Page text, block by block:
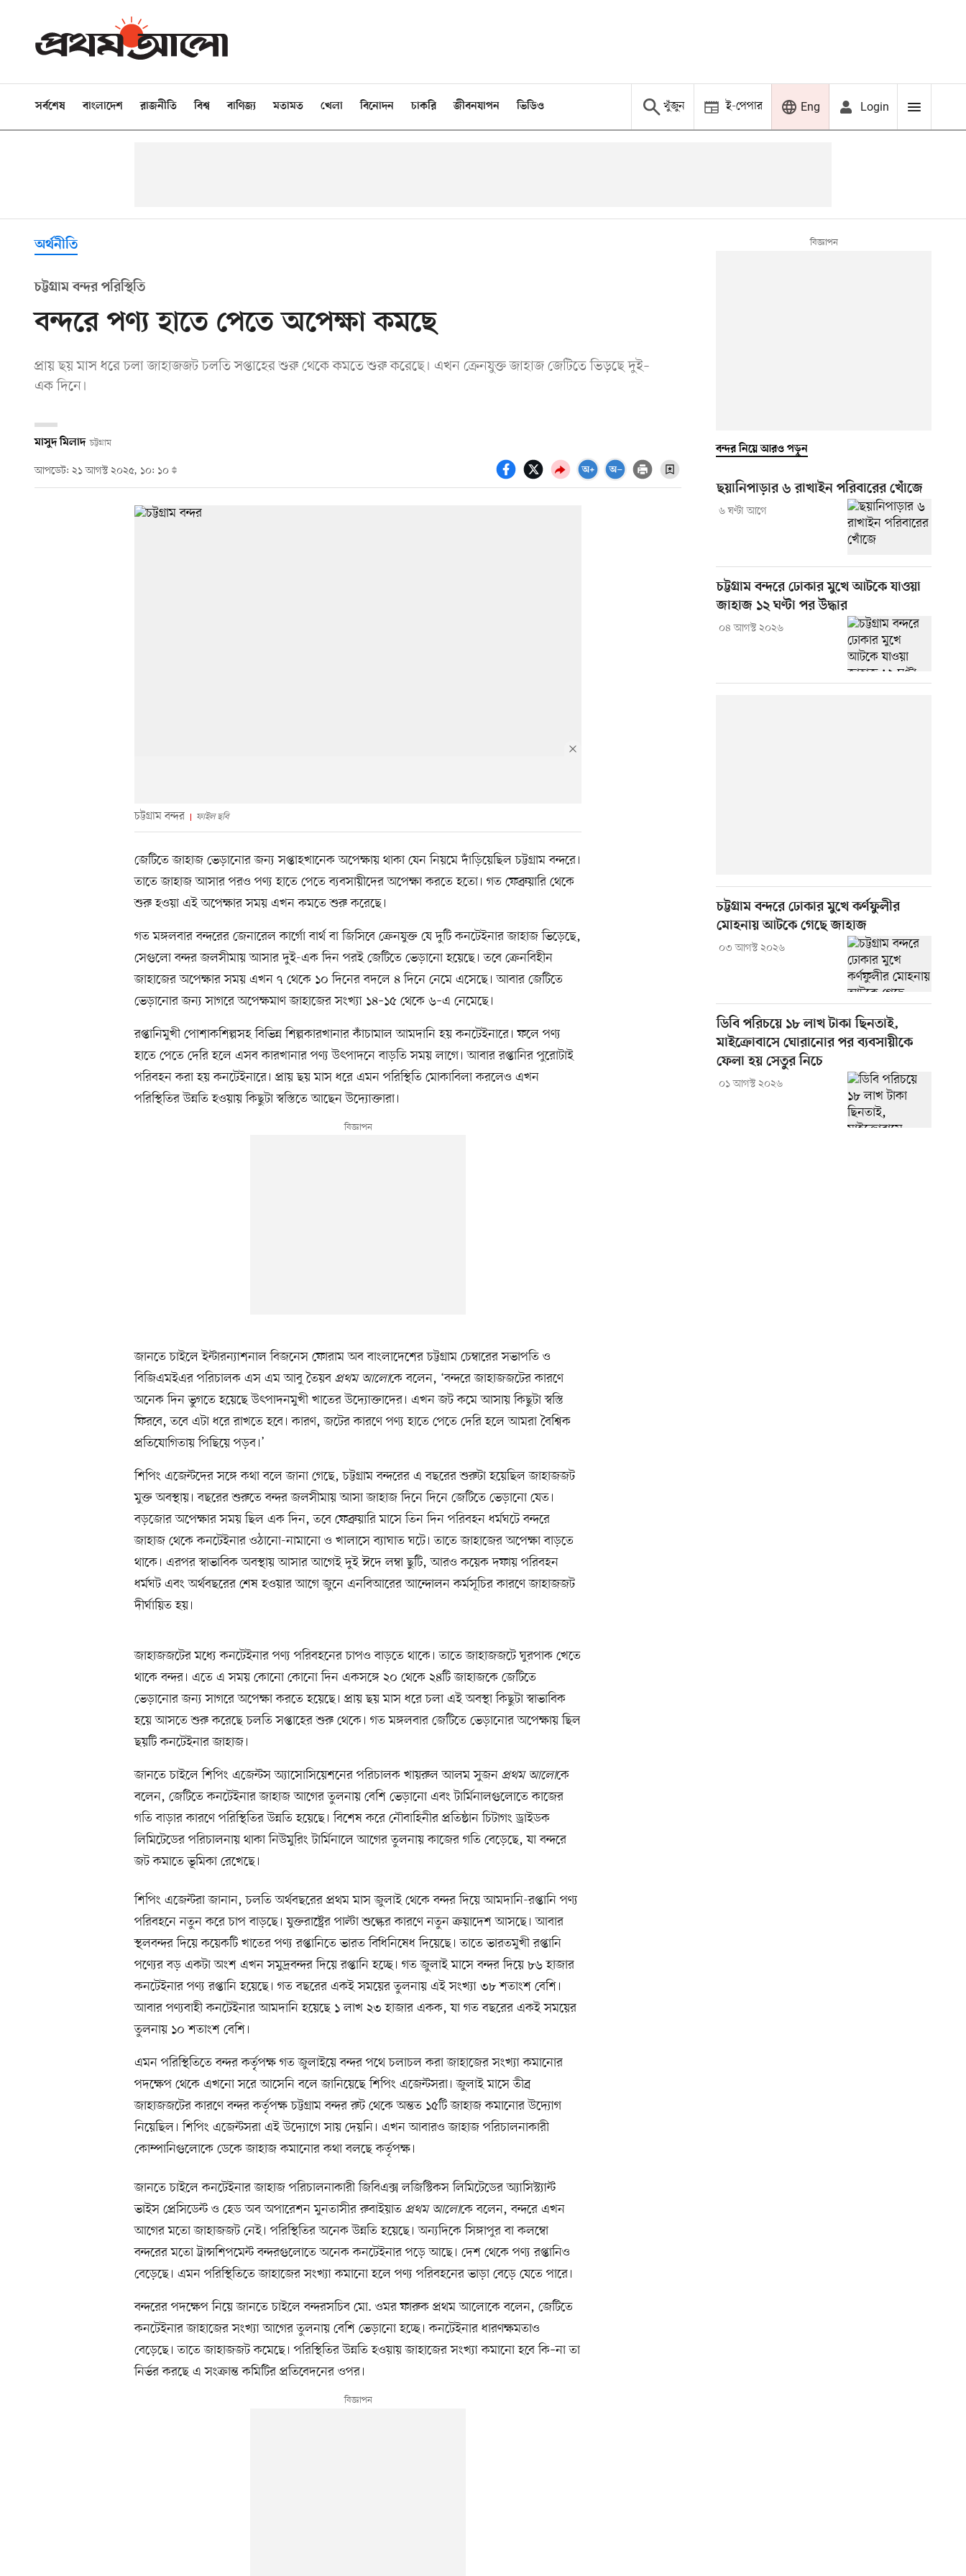
সর্বশেষ বাংলাদেশ রাজনীতি বিশ্ব বাণিজ্য মতামত খেলা বিনোদন চাকরি জীবনযাপন ভিডিও খুঁজুন ই-পেপার Eng Login
অর্থনীতি
চট্টগ্রাম বন্দর পরিস্থিতি
বন্দরে পণ্য হাতে পেতে অপেক্ষা কমছে
প্রায় ছয় মাস ধরে চলা জাহাজজট চলতি সপ্তাহের শুরু থেকে কমতে শুরু করেছে। এখন ক্রেনযুক্ত জাহাজ জেটিতে ভিড়ছে দুই–
এক দিনে।
মাসুদ মিলাদ চট্টগ্রাম
আপডেট: ২১ আগস্ট ২০২৫, ১০: ১০
চট্টগ্রাম বন্দর ফাইল ছবি
জেটিতে জাহাজ ভেড়ানোর জন্য সপ্তাহখানেক অপেক্ষায় থাকা যেন নিয়মে দাঁড়িয়েছিল চট্টগ্রাম বন্দরে।
তাতে জাহাজ আসার পরও পণ্য হাতে পেতে ব্যবসায়ীদের অপেক্ষা করতে হতো। গত ফেব্রুয়ারি থেকে
শুরু হওয়া এই অপেক্ষার সময় এখন কমতে শুরু করেছে।
গত মঙ্গলবার বন্দরের জেনারেল কার্গো বার্থ বা জিসিবে ক্রেনযুক্ত যে দুটি কনটেইনার জাহাজ ভিড়েছে,
সেগুলো বন্দর জলসীমায় আসার দুই-এক দিন পরই জেটিতে ভেড়ানো হয়েছে। তবে ক্রেনবিহীন
জাহাজের অপেক্ষার সময় এখন ৭ থেকে ১০ দিনের বদলে ৪ দিনে নেমে এসেছে। আবার জেটিতে
ভেড়ানোর জন্য সাগরে অপেক্ষমাণ জাহাজের সংখ্যা ১৪–১৫ থেকে ৬–এ নেমেছে।
রপ্তানিমুখী পোশাকশিল্পসহ বিভিন্ন শিল্পকারখানার কাঁচামাল আমদানি হয় কনটেইনারে। ফলে পণ্য
হাতে পেতে দেরি হলে এসব কারখানার পণ্য উৎপাদনে বাড়তি সময় লাগে। আবার রপ্তানির পুরোটাই
পরিবহন করা হয় কনটেইনারে। প্রায় ছয় মাস ধরে এমন পরিস্থিতি মোকাবিলা করলেও এখন
পরিস্থিতির উন্নতি হওয়ায় কিছুটা স্বস্তিতে আছেন উদ্যোক্তারা।
জানতে চাইলে ইন্টারন্যাশনাল বিজনেস ফোরাম অব বাংলাদেশের চট্টগ্রাম চেম্বারের সভাপতি ও
বিজিএমইএর পরিচালক এস এম আবু তৈয়ব প্রথম আলোকে বলেন, ‘বন্দরে জাহাজজটের কারণে
অনেক দিন ভুগতে হয়েছে উৎপাদনমুখী খাতের উদ্যোক্তাদের। এখন জট কমে আসায় কিছুটা স্বস্তি
ফিরবে, তবে এটা ধরে রাখতে হবে। কারণ, জটের কারণে পণ্য হাতে পেতে দেরি হলে আমরা বৈশ্বিক
প্রতিযোগিতায় পিছিয়ে পড়ব।’
শিপিং এজেন্টদের সঙ্গে কথা বলে জানা গেছে, চট্টগ্রাম বন্দরের এ বছরের শুরুটা হয়েছিল জাহাজজট
মুক্ত অবস্থায়। বছরের শুরুতে বন্দর জলসীমায় আসা জাহাজ দিনে দিনে জেটিতে ভেড়ানো যেত।
বড়জোর অপেক্ষার সময় ছিল এক দিন, তবে ফেব্রুয়ারি মাসে তিন দিন পরিবহন ধর্মঘটে বন্দরে
জাহাজ থেকে কনটেইনার ওঠানো-নামানো ও খালাসে ব্যাঘাত ঘটে। তাতে জাহাজের অপেক্ষা বাড়তে
থাকে। এরপর স্বাভাবিক অবস্থায় আসার আগেই দুই ঈদে লম্বা ছুটি, আরও কয়েক দফায় পরিবহন
ধর্মঘট এবং অর্থবছরের শেষ হওয়ার আগে জুনে এনবিআরের আন্দোলন কর্মসূচির কারণে জাহাজজট
দীর্ঘায়িত হয়।
জাহাজজটের মধ্যে কনটেইনার পণ্য পরিবহনের চাপও বাড়তে থাকে। তাতে জাহাজজটে ঘুরপাক খেতে
থাকে বন্দর। এতে এ সময় কোনো কোনো দিন একসঙ্গে ২০ থেকে ২৪টি জাহাজকে জেটিতে
ভেড়ানোর জন্য সাগরে অপেক্ষা করতে হয়েছে। প্রায় ছয় মাস ধরে চলা এই অবস্থা কিছুটা স্বাভাবিক
হয়ে আসতে শুরু করেছে চলতি সপ্তাহের শুরু থেকে। গত মঙ্গলবার জেটিতে ভেড়ানোর অপেক্ষায় ছিল
ছয়টি কনটেইনার জাহাজ।
জানতে চাইলে শিপিং এজেন্টস অ্যাসোসিয়েশনের পরিচালক খায়রুল আলম সুজন প্রথম আলোকে
বলেন, জেটিতে কনটেইনার জাহাজ আগের তুলনায় বেশি ভেড়ানো এবং টার্মিনালগুলোতে কাজের
গতি বাড়ার কারণে পরিস্থিতির উন্নতি হয়েছে। বিশেষ করে নৌবাহিনীর প্রতিষ্ঠান চিটাগং ড্রাইডক
লিমিটেডের পরিচালনায় থাকা নিউমুরিং টার্মিনালে আগের তুলনায় কাজের গতি বেড়েছে, যা বন্দরে
জট কমাতে ভূমিকা রেখেছে।
শিপিং এজেন্টরা জানান, চলতি অর্থবছরের প্রথম মাস জুলাই থেকে বন্দর দিয়ে আমদানি-রপ্তানি পণ্য
পরিবহনে নতুন করে চাপ বাড়ছে। যুক্তরাষ্ট্রের পাল্টা শুল্কের কারণে নতুন ক্রয়াদেশ আসছে। আবার
স্থলবন্দর দিয়ে কয়েকটি খাতের পণ্য রপ্তানিতে ভারত বিধিনিষেধ দিয়েছে। তাতে ভারতমুখী রপ্তানি
পণ্যের বড় একটা অংশ এখন সমুদ্রবন্দর দিয়ে রপ্তানি হচ্ছে। গত জুলাই মাসে বন্দর দিয়ে ৮৬ হাজার
কনটেইনার পণ্য রপ্তানি হয়েছে। গত বছরের একই সময়ের তুলনায় এই সংখ্যা ৩৮ শতাংশ বেশি।
আবার পণ্যবাহী কনটেইনার আমদানি হয়েছে ১ লাখ ২৩ হাজার একক, যা গত বছরের একই সময়ের
তুলনায় ১০ শতাংশ বেশি।
এমন পরিস্থিতিতে বন্দর কর্তৃপক্ষ গত জুলাইয়ে বন্দর পথে চলাচল করা জাহাজের সংখ্যা কমানোর
পদক্ষেপ থেকে এখনো সরে আসেনি বলে জানিয়েছে শিপিং এজেন্টসরা। জুলাই মাসে তীব্র
জাহাজজটের কারণে বন্দর কর্তৃপক্ষ চট্টগ্রাম বন্দর রুট থেকে অন্তত ১৫টি জাহাজ কমানোর উদ্যোগ
নিয়েছিল। শিপিং এজেন্টসরা এই উদ্যোগে সায় দেয়নি। এখন আবারও জাহাজ পরিচালনাকারী
কোম্পানিগুলোকে ডেকে জাহাজ কমানোর কথা বলছে কর্তৃপক্ষ।
জানতে চাইলে কনটেইনার জাহাজ পরিচালনাকারী জিবিএক্স লজিস্টিকস লিমিটেডের অ্যাসিস্ট্যান্ট
ভাইস প্রেসিডেন্ট ও হেড অব অপারেশন মুনতাসীর রুবাইয়াত প্রথম আলোকে বলেন, বন্দরে এখন
আগের মতো জাহাজজট নেই। পরিস্থিতির অনেক উন্নতি হয়েছে। অন্যদিকে সিঙ্গাপুর বা কলম্বো
বন্দরের মতো ট্রান্সশিপমেন্ট বন্দরগুলোতে অনেক কনটেইনার পড়ে আছে। দেশ থেকে পণ্য রপ্তানিও
বেড়েছে। এমন পরিস্থিতিতে জাহাজের সংখ্যা কমানো হলে পণ্য পরিবহনের ভাড়া বেড়ে যেতে পারে।
বন্দরের পদক্ষেপ নিয়ে জানতে চাইলে বন্দরসচিব মো. ওমর ফারুক প্রথম আলোকে বলেন, জেটিতে
কনটেইনার জাহাজের সংখ্যা আগের তুলনায় বেশি ভেড়ানো হচ্ছে। কনটেইনার ধারণক্ষমতাও
বেড়েছে। তাতে জাহাজজট কমেছে। পরিস্থিতির উন্নতি হওয়ায় জাহাজের সংখ্যা কমানো হবে কি–না তা
নির্ভর করছে এ সংক্রান্ত কমিটির প্রতিবেদনের ওপর।
বন্দর নিয়ে আরও পড়ুন
ছয়ানিপাড়ার ৬ রাখাইন পরিবারের খোঁজে
৬ ঘণ্টা আগে
চট্টগ্রাম বন্দরে ঢোকার মুখে আটকে যাওয়া
জাহাজ ১২ ঘণ্টা পর উদ্ধার
০৪ আগস্ট ২০২৬
চট্টগ্রাম বন্দরে ঢোকার মুখে কর্ণফুলীর
মোহনায় আটকে গেছে জাহাজ
০৩ আগস্ট ২০২৬
ডিবি পরিচয়ে ১৮ লাখ টাকা ছিনতাই,
মাইক্রোবাসে ঘোরানোর পর ব্যবসায়ীকে
ফেলা হয় সেতুর নিচে
০১ আগস্ট ২০২৬